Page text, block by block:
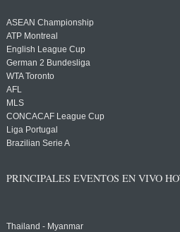
ASEAN Championship
ATP Montreal
English League Cup
German 2 Bundesliga
WTA Toronto
AFL
MLS
CONCACAF League Cup
Liga Portugal
Brazilian Serie A
PRINCIPALES EVENTOS EN VIVO
Thailand - Myanmar